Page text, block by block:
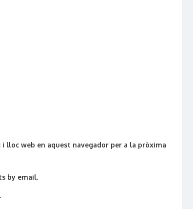
lloc web en aquest navegador per a la pròxima
by email.